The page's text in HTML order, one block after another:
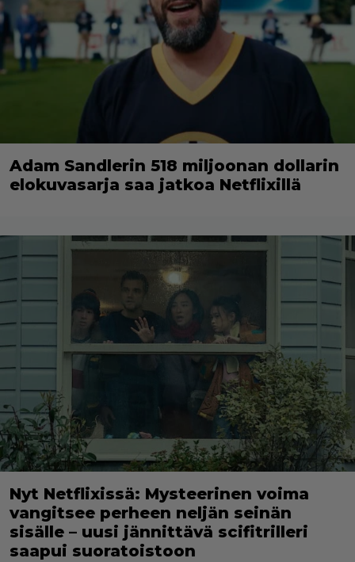
Adam Sandlerin 518 miljoonan dollarin
elokuvasarja saa jatkoa Netflixillä
Nyt Netflixissä: Mysteerinen voima
vangitsee perheen neljän seinän
sisälle – uusi jännittävä scifitrilleri
saapui suoratoistoon